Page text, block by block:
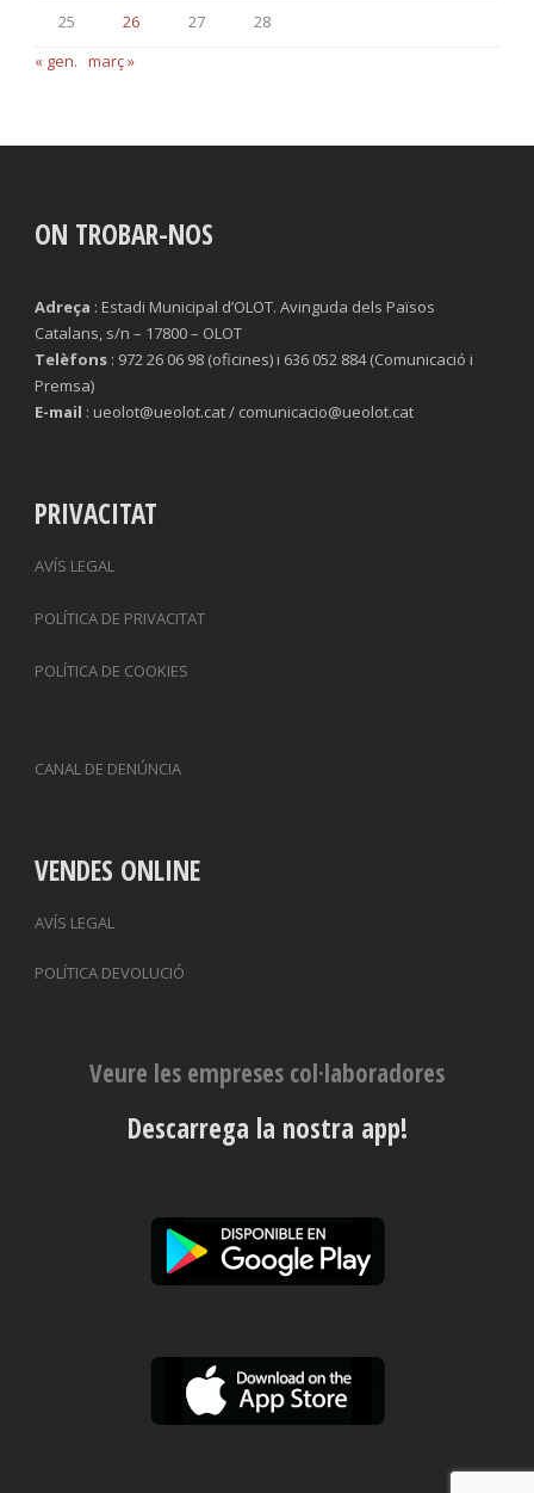
25 26 27
28
« gen. març »
ON TROBAR-NOS
Adreça : Estadi Municipal d’OLOT. Avinguda dels Països
Catalans, s/n – 17800 – OLOT
Telèfons : 972 26 06 98 (oficines) i 636 052 884 (Comunicació i
Premsa)
E-mail : ueolot@ueolot.cat / comunicacio@ueolot.cat
PRIVACITAT
AVÍS LEGAL
POLÍTICA DE PRIVACITAT
POLÍTICA DE COOKIES
CANAL DE DENÚNCIA
VENDES ONLINE
AVÍS LEGAL
POLÍTICA DEVOLUCIÓ
Veure les empreses col·laboradores
Descarrega la nostra app!